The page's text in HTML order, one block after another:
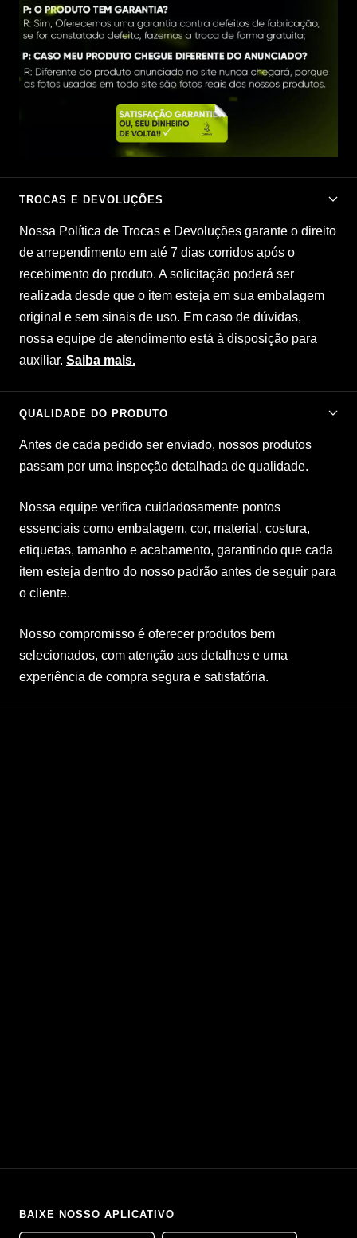
¡
TROCAS E DEVOLUÇÕES
Nossa Política de Trocas e Devoluções garante o direito
de arrependimento em até 7 dias corridos após o
recebimento do produto. A solicitação poderá ser
realizada desde que o item esteja em sua embalagem
original e sem sinais de uso. Em caso de dúvidas,
nossa equipe de atendimento está à disposição para
auxiliar. Saiba mais.
QUALIDADE DO PRODUTO
Antes de cada pedido ser enviado, nossos produtos
passam por uma inspeção detalhada de qualidade.
Nossa equipe verifica cuidadosamente pontos
essenciais como embalagem, cor, material, costura,
etiquetas, tamanho e acabamento, garantindo que cada
item esteja dentro do nosso padrão antes de seguir para
o cliente.
Nosso compromisso é oferecer produtos bem
selecionados, com atenção aos detalhes e uma
experiência de compra segura e satisfatória.
BAIXE NOSSO APLICATIVO